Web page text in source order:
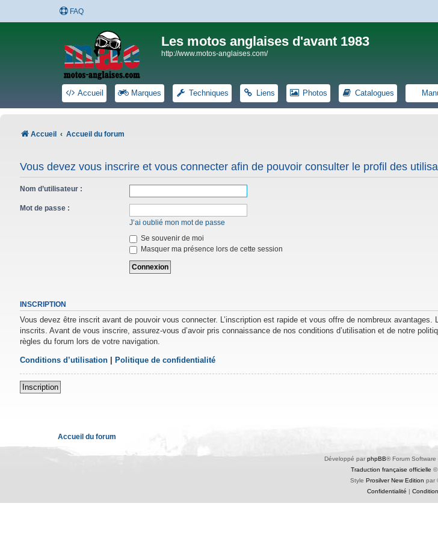
FAQ
Les motos anglaises d'avant 1983
http://www.motos-anglaises.com/
Accueil Marques Techniques Liens Photos Catalogues
Accueil Accueil du forum
Vous devez vous inscrire et vous connecter afin de pouvoir consulter le profil des
Nom d’utilisateur :
Mot de passe :
J’ai oublié mon mot de passe
Se souvenir de moi
Masquer ma présence lors de cette session
INSCRIPTION
Vous devez être inscrit avant de pouvoir vous connecter. L’inscription est rapide et vous offre de nombreux
inscrits. Avant de vous inscrire, assurez-vous d’avoir pris connaissance de nos conditions d’utilisation et de notre
règles du forum lors de votre navigation.
Conditions d’utilisation Politique de confidentialité
Inscription
Accueil du forum
Développé par phpBB® Forum Software
Traduction française officielle ©
Style Prosilver New Edition par
Confidentialité